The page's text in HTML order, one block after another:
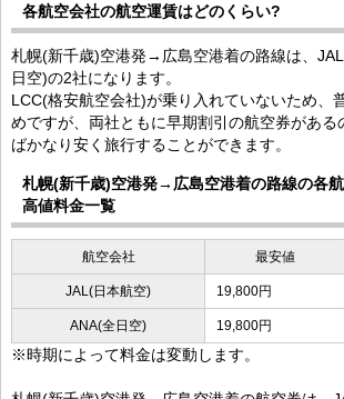
各航空会社の航空運賃はどのくらい?
札幌(新千歳)空港発→広島空港着の路線は、
日空)の2社になります。
LCC(格安航空会社)が乗り入れていないため、
めですが、両社ともに早期割引の航空券がある
ばかなり安く旅行することができます。
札幌(新千歳)空港発→広島空港着の路線の各
高値料金一覧
航空会社 最安値
JAL(日本航空) 19,800円
ANA(全日空) 19,800円
※時期によって料金は変動します。